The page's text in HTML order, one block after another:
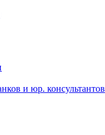
и юр. консультантов